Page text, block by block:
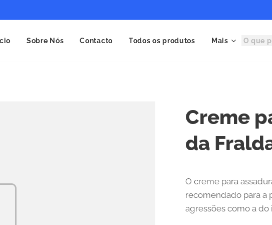
Sobre Nós Contacto Todos os produtos Mais
Creme
da
O creme para
recomendado para a
agressões como a do